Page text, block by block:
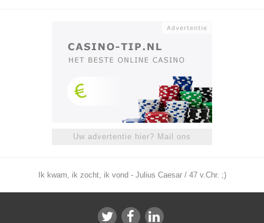
Uw advertentie hier? Mail ons
Ik kwam, ik zocht, ik vond - Julius Caesar / 47 v.Chr. ;)